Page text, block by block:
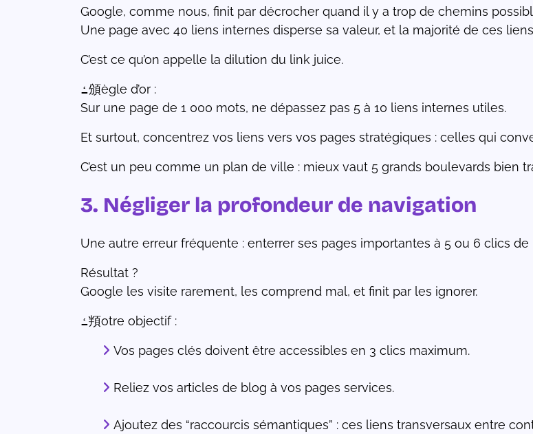
Google, comme nous, finit par décrocher quand il y a trop de chemins
Une page avec 40 liens internes disperse sa valeur, et la majorité de ces
C’est ce qu’on appelle la dilution du link juice.
ߑ頒ègle d’or :
Sur une page de 1 000 mots, ne dépassez pas 5 à 10 liens internes utiles.
Et surtout, concentrez vos liens vers vos pages stratégiques : celles qui
C’est un peu comme un plan de ville : mieux vaut 5 grands boulevards bien
3. Négliger la profondeur de navigation
Une autre erreur fréquente : enterrer ses pages importantes à 5 ou 6 clics de
Résultat ?
Google les visite rarement, les comprend mal, et finit par les ignorer.
ߑ頖otre objectif :
Vos pages clés doivent être accessibles en 3 clics maximum.
Reliez vos articles de blog à vos pages services.
Ajoutez des “raccourcis sémantiques” : ces liens transversaux entre